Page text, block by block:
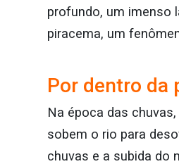
profundo, um imenso
piracema, um
Por dentro da
Na época das
sobem o rio para
chuvas e a subida do